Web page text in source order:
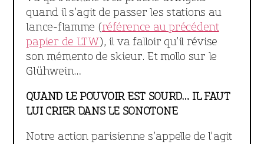
quand il s’agit de passer les stations au
lance-flamme (référence au précédent
papier de LTW), il va falloir qu’il révise
son mémento de skieur. Et mollo sur le
Glühwein…
QUAND LE POUVOIR EST SOURD… IL FAUT
LUI CRIER DANS LE SONOTONE
Notre action parisienne s’appelle de l’agit